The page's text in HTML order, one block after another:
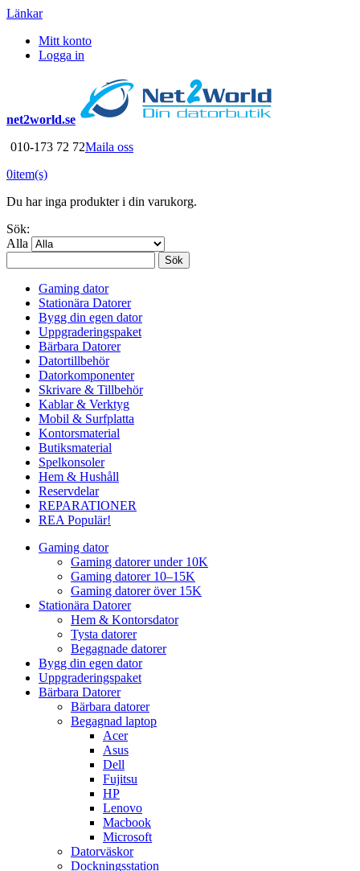
Länkar
Mitt konto
Logga in
net2world.se
010-173 72 72Maila oss
0item(s)
Du har inga produkter i din varukorg.
Sök:
Alla
Sök
Gaming dator
Stationära Datorer
Bygg din egen dator
Uppgraderingspaket
Bärbara Datorer
Datortillbehör
Datorkomponenter
Skrivare & Tillbehör
Kablar & Verktyg
Mobil & Surfplatta
Kontorsmaterial
Butiksmaterial
Spelkonsoler
Hem & Hushåll
Reservdelar
REPARATIONER
REA Populär!
Gaming dator
Gaming datorer under 10K
Gaming datorer 10–15K
Gaming datorer över 15K
Stationära Datorer
Hem & Kontorsdator
Tysta datorer
Begagnade datorer
Bygg din egen dator
Uppgraderingspaket
Bärbara Datorer
Bärbara datorer
Begagnad laptop
Acer
Asus
Dell
Fujitsu
HP
Lenovo
Macbook
Microsoft
Datorväskor
Dockningsstation